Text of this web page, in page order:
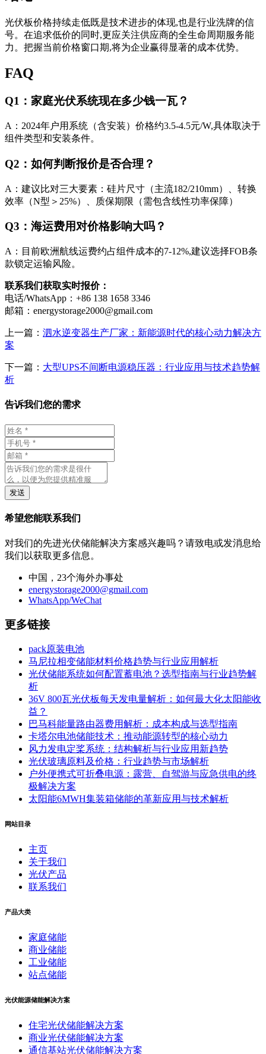
光伏板价格持续走低既是技术进步的体现,也是行业洗牌的信
号。在追求低价的同时,更应关注供应商的全生命周期服务能
力。把握当前价格窗口期,将为企业赢得显著的成本优势。
FAQ
Q1：家庭光伏系统现在多少钱一瓦？
A：2024年户用系统（含安装）价格约3.5-4.5元/W,具体取决于
组件类型和安装条件。
Q2：如何判断报价是否合理？
A：建议比对三大要素：硅片尺寸（主流182/210mm）、转换
效率（N型＞25%）、质保期限（需包含线性功率保障）
Q3：海运费用对价格影响大吗？
A：目前欧洲航线运费约占组件成本的7-12%,建议选择FOB条
款锁定运输风险。
联系我们获取实时报价：
电话/WhatsApp：+86 138 1658 3346
邮箱： energystorage2000@gmail.com
上一篇： 泗水逆变器生产厂家：新能源时代的核心动力解决方
案
下一篇： 大型UPS不间断电源稳压器：行业应用与技术趋势解
析
告诉我们您的需求
发送
希望您能联系我们
对我们的先进光伏储能解决方案感兴趣吗？请致电或发消息给
我们以获取更多信息。
中国，23个海外办事处
energystorage2000@gmail.com
WhatsApp/WeChat
更多链接
pack原装电池
马尼拉相变储能材料价格趋势与行业应用解析
光伏储能系统如何配置蓄电池？选型指南与行业趋势解
析
36V 800瓦光伏板每天发电量解析：如何最大化太阳能收
益？
巴马科能量路由器费用解析：成本构成与选型指南
卡塔尔电池储能技术：推动能源转型的核心动力
风力发电定桨系统：结构解析与行业应用新趋势
光伏玻璃原料及价格：行业趋势与市场解析
户外便携式可折叠电源：露营、自驾游与应急供电的终
极解决方案
太阳能6MWH集装箱储能的革新应用与技术解析
网站目录
主页
关于我们
光伏产品
联系我们
产品大类
家庭储能
商业储能
工业储能
站点储能
光伏能源储能解决方案
住宅光伏储能解决方案
商业光伏储能解决方案
通信基站光伏储能解决方案